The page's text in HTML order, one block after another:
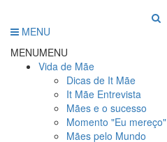
MENU
MENUMENU
Vida de Mãe
Dicas de It Mãe
It Mãe Entrevista
Mães e o sucesso
Momento "Eu mereço"
Mães pelo Mundo